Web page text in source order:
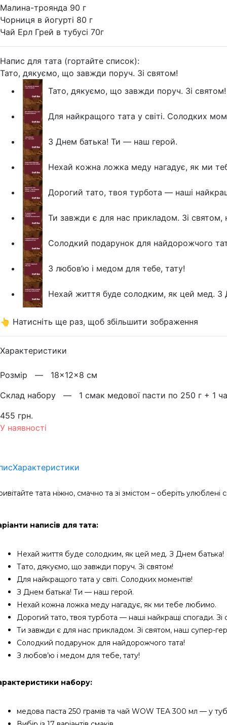
Малина-троянда 90 г
Чорниця в йогурті 80 г
Чай Ерл Грей в тубусі 70г
Напис для тата (гортайте список):
Тато, дякуємо, що завжди поруч. Зі святом!
Тато, дякуємо, що завжди поруч. Зі святом!
Для найкращого тата у світі. Солодких
З Днем батька! Ти — наш герой.
Нехай кожна ложка меду нагадує, як ми
Дорогий тато, твоя турбота — наші
Ти завжди є для нас прикладом. Зі
Солодкий подарунок для найдорожчого
З любов’ю і медом для тебе, тату!
Нехай життя буде солодким, як цей мед. З
👆 Натисніть ще раз, щоб збільшити зображення
Характеристики
Розмiр — 18×12×8 см
Склад набору — 1 смак медової пасти по 250 г + 1
455 грн.
У наявності
Характеристики
тата ніжно, смачно та зі змістом – оберіть
написів для тата:
Нехай життя буде солодким, як цей мед. З Днем батька!
Тато, дякуємо, що завжди поруч. Зі святом!
Для найкращого тата у світі. Солодких моментів!
З Днем батька! Ти — наш герой.
Нехай кожна ложка меду нагадує, як ми тебе любимо.
Дорогий тато, твоя турбота — наші найкращі спогади. Зі
Ти завжди є для нас прикладом. Зі святом, наш супер-
Солодкий подарунок для найдорожчого тата!
З любов’ю і медом для тебе, тату!
набору:
медова паста 250 грамів та чай WOW TEA 300 мл — у